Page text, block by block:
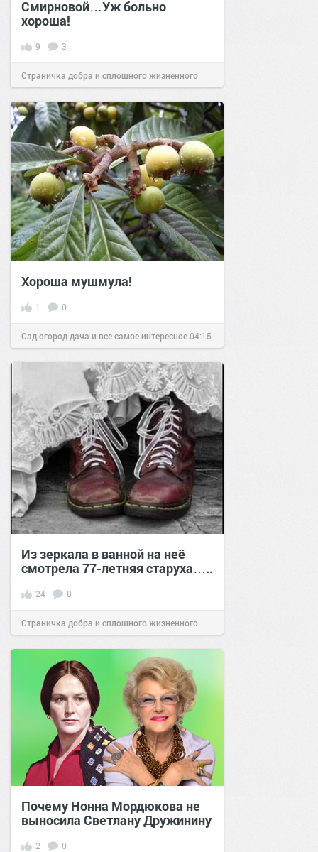
Смирновой…Уж больно
хороша!
9 3
Страничка добра и сплошного жизненного
позитива!20:1920 авг 2024
Хороша мушмула!
1 0
Сад огород дача и все самое интересное04:15
10 апр 2016
Из зеркала в ванной на неё
смотрела 77-летняя старуха…..
24 8
Страничка добра и сплошного жизненного
позитива!14:1021 сен 2023
Почему Нонна Мордюкова не
выносила Светлану Дружинину
2 0